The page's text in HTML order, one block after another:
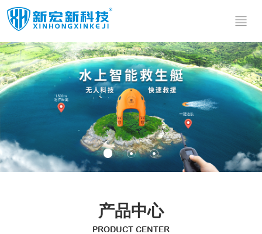
水面救援
船艇
水上智能救
生艇
水上智能遥
控机器人
水上智能救
高速救援艇
高速救援板
飞行救生艇
水上智能
无人船
水文测绘无
水面无人侦
查机器人
水上无人探
测机器人
水上无人侦
测船
水域安防无
人巡逻船
自扶正无人
水上侦测无
其他产品
警用船载双
管拦截系统
水底边坡仪
便携式碳纤
产品中心
PRODUCT CENTER